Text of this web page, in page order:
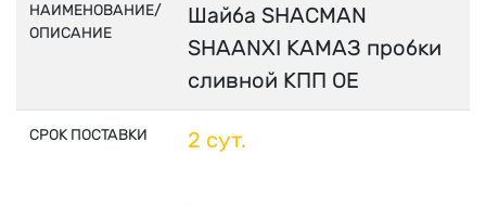
НАИМЕНОВАНИЕ/
ОПИСАНИЕ
Шайба SHACMAN
SHAANXI КАМАЗ пробки
сливной КПП OE
СРОК ПОСТАВКИ 2 сут.